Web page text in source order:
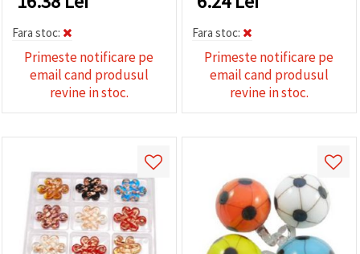
Fara stoc:
Primeste notificare pe
email cand produsul
revine in stoc.
Fara stoc:
Primeste notificare pe
email cand produsul
revine in stoc.